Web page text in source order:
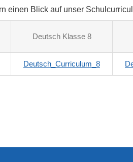
einen Blick auf unser
Deutsch Klasse 8
Deutsch_Curriculum_8